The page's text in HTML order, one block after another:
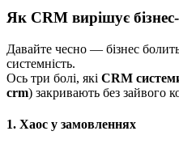
Як CRM вирішує
Давайте чесно — бізнес
системність.
Ось три болі, які CRM
crm) закривають без зайвого
1. Хаос у замовленнях